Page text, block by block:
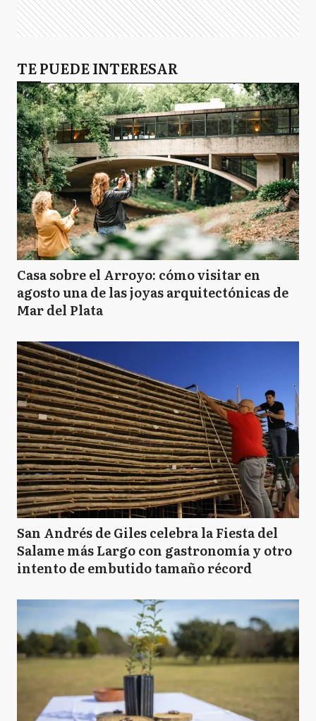
TE PUEDE INTERESAR
Casa sobre el Arroyo: cómo visitar en
agosto una de las joyas arquitectónicas de
Mar del Plata
San Andrés de Giles celebra la Fiesta del
Salame más Largo con gastronomía y otro
intento de embutido tamaño récord